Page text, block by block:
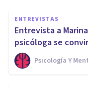
ENTREVISTAS
Entrevista a
psicóloga se
Psicología Y